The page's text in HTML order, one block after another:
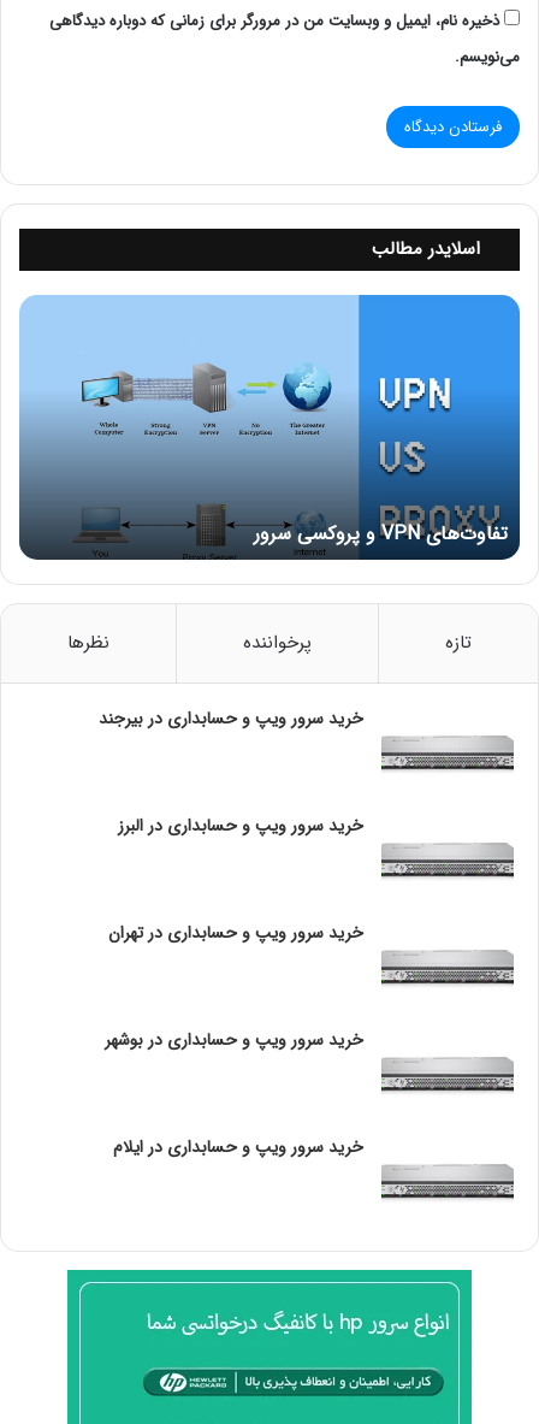
برای دنبال کردن پیج اینستاگرام دوربین مداربسته دوبرکا از
اینجا اقدام کنید.
ذخیره نام، ایمیل و وبسایت من در مرورگر برای زمانی که دوباره دیدگاهی
می‌نویسم.
اسلایدر مطالب
ت
N
و
پ
ک
ی
س
تفاوت‌های VPN و پروکسی سرور
تازه پرخواننده نظرها
خرید سرور ویپ و حسابداری در بیرجند
خرید سرور ویپ و حسابداری در البرز
خرید سرور ویپ و حسابداری در تهران
خرید سرور ویپ و حسابداری در بوشهر
خرید سرور ویپ و حسابداری در ایلام